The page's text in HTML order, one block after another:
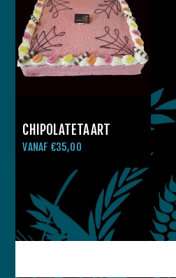
CHIPOLATETAART
VANAF €35,00